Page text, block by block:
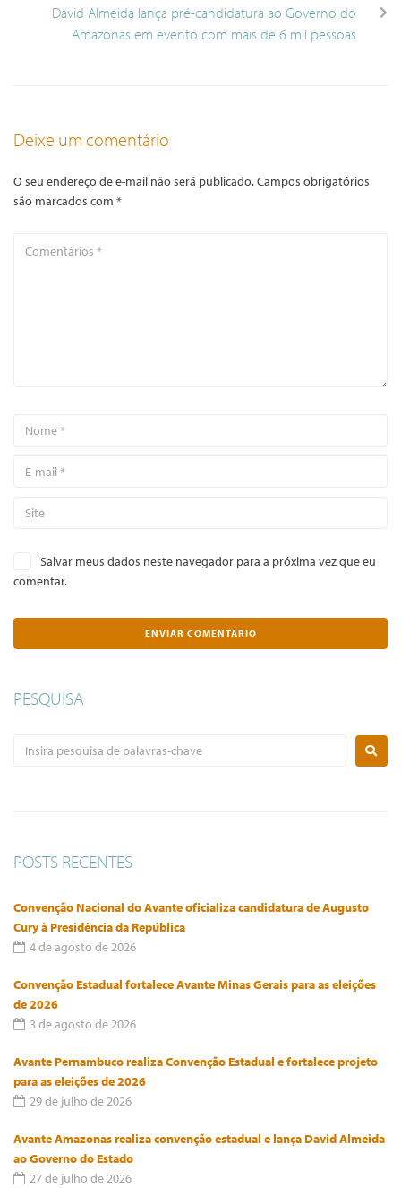
David Almeida lança pré-candidatura ao Governo do
Amazonas em evento com mais de 6 mil pessoas
Deixe um comentário
O seu endereço de e-mail não será publicado.Campos obrigatórios
são marcados com *
Salvar meus dados neste navegador para a próxima vez que eu
comentar.
PESQUISA
POSTS RECENTES
Convenção Nacional do Avante oficializa candidatura de Augusto
Cury à Presidência da República
4 de agosto de 2026
Convenção Estadual fortalece Avante Minas Gerais para as eleições
de 2026
3 de agosto de 2026
Avante Pernambuco realiza Convenção Estadual e fortalece projeto
para as eleições de 2026
29 de julho de 2026
Avante Amazonas realiza convenção estadual e lança David Almeida
ao Governo do Estado
27 de julho de 2026